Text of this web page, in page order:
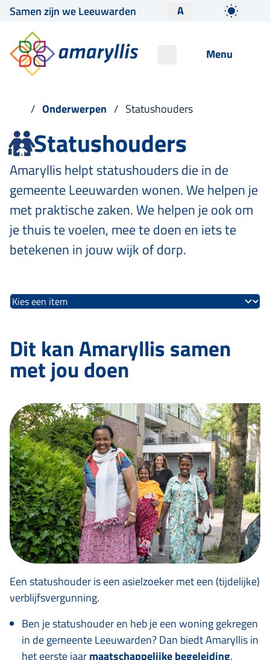
Samen zijn we Leeuwarden A
Menu
Onderwerpen Statushouders
Statushouders
Amaryllis helpt statushouders die in de
gemeente Leeuwarden wonen. We helpen je
met praktische zaken. We helpen je ook om
je thuis te voelen, mee te doen en iets te
betekenen in jouw wijk of dorp.
Dit kan Amaryllis samen
met jou doen
Een statushouder is een asielzoeker met een (tijdelijke)
verblijfsvergunning.
Ben je statushouder en heb je een woning gekregen
in de gemeente Leeuwarden? Dan biedt Amaryllis in
het eerste jaarmaatschappelijke begeleiding.